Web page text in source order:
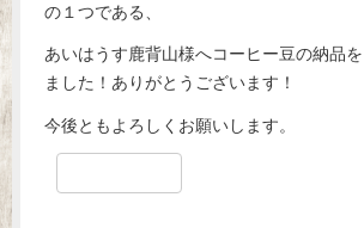
の１つである、
あいはうす鹿背山様へコーヒー豆の納品
ました！ありがとうございます！
今後ともよろしくお願いします。